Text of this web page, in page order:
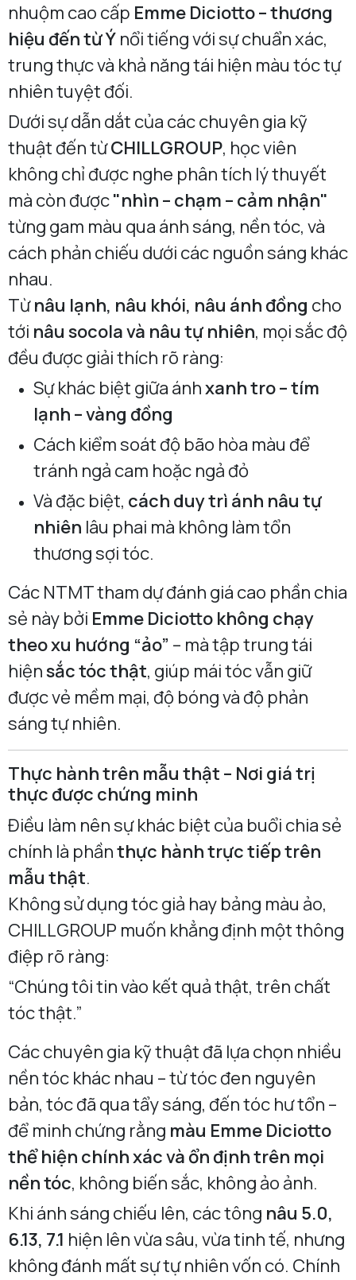
nhuộm cao cấp Emme Diciotto – thương
hiệu đến từ Ý nổi tiếng với sự chuẩn xác,
trung thực và khả năng tái hiện màu tóc tự
nhiên tuyệt đối.
Dưới sự dẫn dắt của các chuyên gia kỹ
thuật đến từCHILLGROUP, học viên
không chỉ được nghe phân tích lý thuyết
mà còn được"nhìn – chạm – cảm nhận"
từng gam màu qua ánh sáng, nền tóc, và
cách phản chiếu dưới các nguồn sáng khác
nhau.
Từnâu lạnh, nâu khói, nâu ánh đồng cho
tới nâu socola và nâu tự nhiên, mọi sắc độ
đều được giải thích rõ ràng:
Sự khác biệt giữa ánhxanh tro – tím
lạnh – vàng đồng
Cách kiểm soát độ bão hòa màu để
tránh ngả cam hoặc ngả đỏ
Và đặc biệt, cách duy trì ánh nâu tự
nhiên lâu phai mà không làm tổn
thương sợi tóc.
Các NTMT tham dự đánh giá cao phần chia
sẻ này bởi Emme Diciotto không chạy
theo xu hướng “ảo” – mà tập trung tái
hiệnsắc tóc thật, giúp mái tóc vẫn giữ
được vẻ mềm mại, độ bóng và độ phản
sáng tự nhiên.
Thực hành trên mẫu thật – Nơi giá trị
thực được chứng minh
Điều làm nên sự khác biệt của buổi chia sẻ
chính là phầnthực hành trực tiếp trên
mẫu thật.
Không sử dụng tóc giả hay bảng màu ảo,
CHILLGROUP muốn khẳng định một thông
điệp rõ ràng:
“Chúng tôi tin vào kết quả thật, trên chất
tóc thật.”
Các chuyên gia kỹ thuật đã lựa chọn nhiều
nền tóc khác nhau – từ tóc đen nguyên
bản, tóc đã qua tẩy sáng, đến tóc hư tổn –
để minh chứng rằng màu Emme Diciotto
thể hiện chính xác và ổn định trên mọi
nền tóc, không biến sắc, không ảo ảnh.
Khi ánh sáng chiếu lên, các tông nâu 5.0,
6.13, 7.1 hiện lên vừa sâu, vừa tinh tế, nhưng
không đánh mất sự tự nhiên vốn có. Chính